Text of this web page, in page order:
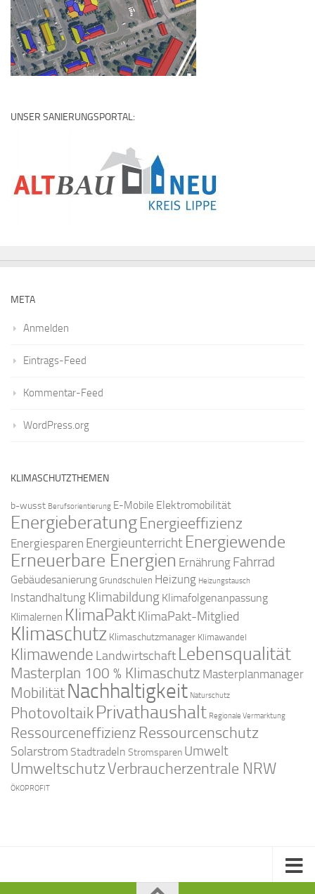
UNSER SANIERUNGSPORTAL:
META
Anmelden
Eintrags-Feed
Kommentar-Feed
WordPress.org
KLIMASCHUTZTHEMEN
b-wusst Berufsorientierung E-Mobile Elektromobilität
EnergieberatungEnergieeffizienz
Energiesparen Energieunterricht Energiewende
Erneuerbare Energien Ernährung Fahrrad
Gebäudesanierung Grundschulen Heizung Heizungstausch
Instandhaltung Klimabildung Klimafolgenanpassung
Klimalernen KlimaPaktKlimaPakt-Mitglied
Klimaschutz Klimaschutzmanager Klimawandel
Klimawende Landwirtschaft Lebensqualität
Masterplan 100 % Klimaschutz Masterplanmanager
Mobilität Nachhaltigkeit Naturschutz
PhotovoltaikPrivathaushalt Regionale Vermarktung
Ressourceneffizienz Ressourcenschutz
Solarstrom Stadtradeln Stromsparen Umwelt
UmweltschutzVerbraucherzentrale NRW
ÖKOPROFIT